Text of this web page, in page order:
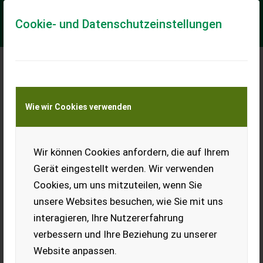
Cookie- und Datenschutzeinstellungen
Wie wir Cookies verwenden
Wir können Cookies anfordern, die auf Ihrem
Gerät eingestellt werden. Wir verwenden
Cookies, um uns mitzuteilen, wenn Sie
unsere Websites besuchen, wie Sie mit uns
interagieren, Ihre Nutzererfahrung
verbessern und Ihre Beziehung zu unserer
Website anpassen.
Meine Transportkostenanfrage
Transport von Land- und Baumaschinen –
KEINE Tiertransporte
Pöttinger Top 762 C
Pöttinger Top 762 C
Einkreiselbedienung, Mengenteiler, Tasträder Multitast.